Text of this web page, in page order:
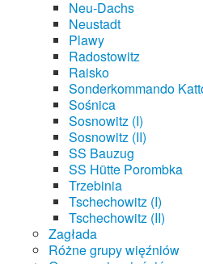
Neu-Dachs
Neustadt
Plawy
Radostowitz
Raisko
Sonderkommando
Sośnica
Sosnowitz (I)
Sosnowitz (II)
SS Bauzug
SS Hütte Porombka
Trzebinia
Tschechowitz (I)
Tschechowitz (II)
Zagłada
Różne grupy więźniów